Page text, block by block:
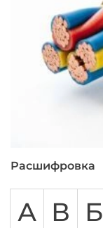
Расшифровка
А В Б